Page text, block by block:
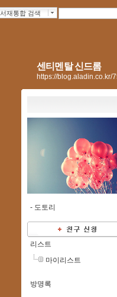
서재통합 검색
센티멘탈 신드롬
https://blog.aladin.co.kr/
- 도토리
리스트
마이리스트
방명록